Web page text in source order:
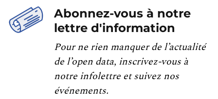
Abonnez-vous à notre
lettre d'information
Pour ne rien manquer de l’actualité
de l’open data, inscrivez-vous à
notre infolettre et suivez nos
événements.